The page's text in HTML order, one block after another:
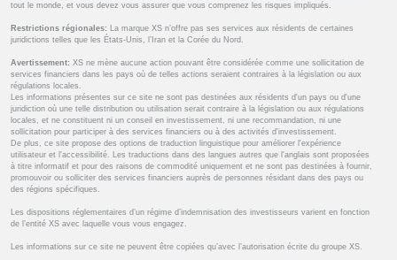
tout le monde, et vous devez vous assurer que vous comprenez les risques impliqués.
Restrictions régionales: La marque XS n’offre pas ses services aux résidents de certaines
juridictions telles que les États-Unis, l’Iran et la Corée du Nord.
Avertissement: XS ne mène aucune action pouvant être considérée comme une sollicitation de
services financiers dans les pays où de telles actions seraient contraires à la législation ou aux
régulations locales.
Les informations présentes sur ce site ne sont pas destinées aux résidents d'un pays ou d'une
juridiction où une telle distribution ou utilisation serait contraire à la législation ou aux régulations
locales, et ne constituent ni un conseil en investissement, ni une recommandation, ni une
sollicitation pour participer à des services financiers ou à des activités d'investissement.
De plus, ce site propose des options de traduction linguistique pour améliorer l'expérience
utilisateur et l'accessibilité. Les traductions dans des langues autres que l'anglais sont proposées
à titre informatif et pour des raisons de commodité uniquement et ne sont pas destinées à fournir,
promouvoir ou solliciter des services financiers auprès de personnes résidant dans des pays ou
des régions spécifiques.
Les dispositions réglementaires d’un régime d’indemnisation des investisseurs varient en fonction
de l’entité XS avec laquelle vous vous engagez.
Les informations sur ce site ne peuvent être copiées qu’avec l’autorisation écrite du groupe XS.